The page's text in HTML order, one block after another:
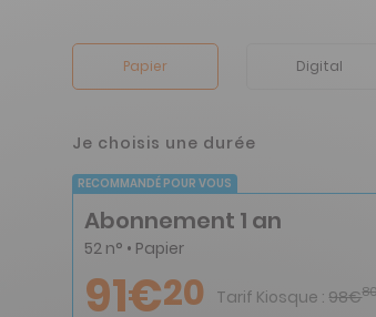
Papier Digital
Je choisis une durée
RECOMMANDÉ POUR VOUS
Abonnement 1 an
52 n° • Papier
91€20 Tarif Kiosque : 98€